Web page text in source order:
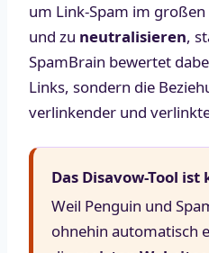
um Link-Spam im
und zu neutralisieren,
SpamBrain bewertet
Links, sondern die
verlinkender und
Das Disavow-Tool
Weil Penguin und
ohnehin automatisch